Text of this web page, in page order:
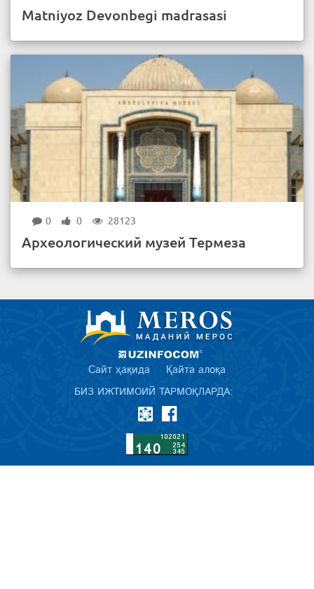
Matniyoz Devonbegi madrasasi
0 0 28123
Археологический музей Термеза
Сайт ҳақида Қайта алоқа
БИЗ ИЖТИМОИЙ ТАРМОҚЛАРДА: